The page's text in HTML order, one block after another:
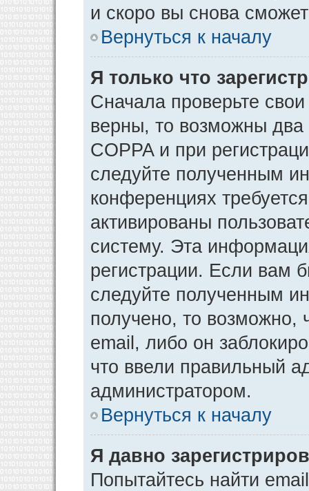
и скоро вы снова
Вернуться к началу
Я только что
Сначала проверьте
верны, то возможны
COPPA и при
следуйте полученным
конференциях
активированы
систему. Эта
регистрации. Если вам
следуйте полученным
получено, то возможно,
email, либо он
что ввели правильный
администратором.
Вернуться к началу
Я давно
Попытайтесь найти